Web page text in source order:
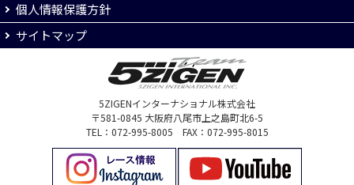
個人情報保護方針
サイトマップ
5ZIGENインターナショナル株式会社
〒581-0845 大阪府八尾市上之島町北6-5
TEL：072-995-8005 FAX：072-995-8015